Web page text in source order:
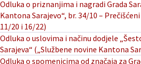
Odluka o priznanjima i nagradi Grada
Kantona Sarajevo“, br. 34/10 –
11/20 i 16/22)
Odluka o uslovima i načinu dodjele
Sarajeva“ („Službene novine Kantona
Odluka o spomenicima od značaja za